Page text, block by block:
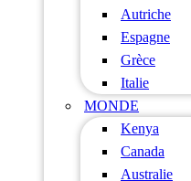
Autriche
Espagne
Grèce
Italie
MONDE
Kenya
Canada
Australie